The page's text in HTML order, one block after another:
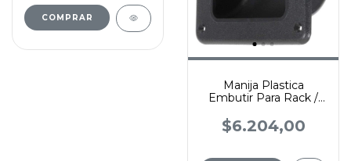
Manija Plastica
Embutir Para Rack /
M101
$6.204,00